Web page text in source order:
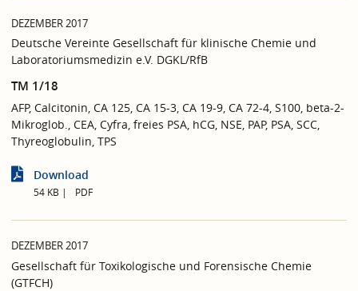
DEZEMBER 2017
Deutsche Vereinte Gesellschaft für klinische Chemie und
Laboratoriumsmedizin e.V. DGKL/RfB
TM 1/18
AFP, Calcitonin, CA 125, CA 15-3, CA 19-9, CA 72-4, S100, beta-2-
Mikroglob., CEA, Cyfra, freies PSA, hCG, NSE, PAP, PSA, SCC,
Thyreoglobulin, TPS
Download
54 KB PDF
DEZEMBER 2017
Gesellschaft für Toxikologische und Forensische Chemie
(GTFCH)